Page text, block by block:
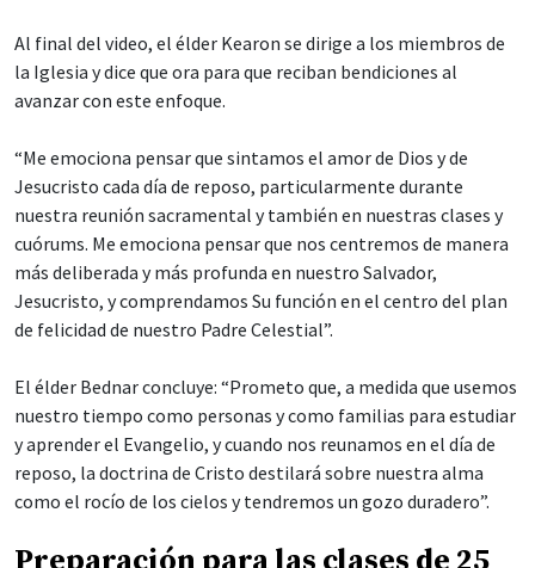
Al final del video, el élder Kearon se dirige a los miembros de
la Iglesia y dice que ora para que reciban bendiciones al
avanzar con este enfoque.
“Me emociona pensar que sintamos el amor de Dios y de
Jesucristo cada día de reposo, particularmente durante
nuestra reunión sacramental y también en nuestras clases y
cuórums. Me emociona pensar que nos centremos de manera
más deliberada y más profunda en nuestro Salvador,
Jesucristo, y comprendamos Su función en el centro del plan
de felicidad de nuestro Padre Celestial”.
El élder Bednar concluye: “Prometo que, a medida que usemos
nuestro tiempo como personas y como familias para estudiar
y aprender el Evangelio, y cuando nos reunamos en el día de
reposo, la doctrina de Cristo destilará sobre nuestra alma
como el rocío de los cielos y tendremos un gozo duradero”.